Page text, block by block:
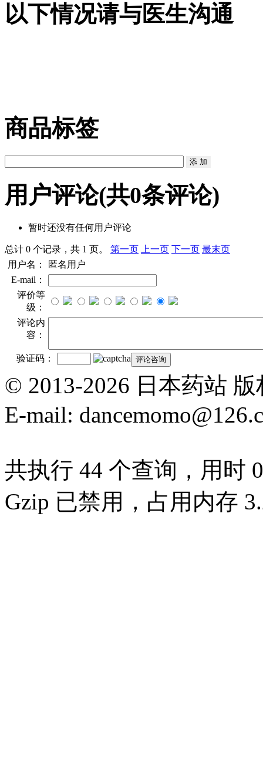
以下情况请与医生沟通
商品标签
用户评论(共0条评论)
暂时还没有任何用户评论
总计 0 个记录，共 1 页。 第一页 上一页 下一页 最末页
用户名：
匿名用户
E-mail：
评价等
级：
评论内
容：
验证码：
© 2013-2026 日本药站
E-mail:
共执行 44 个查询，用时
Gzip 已禁用，占用内存